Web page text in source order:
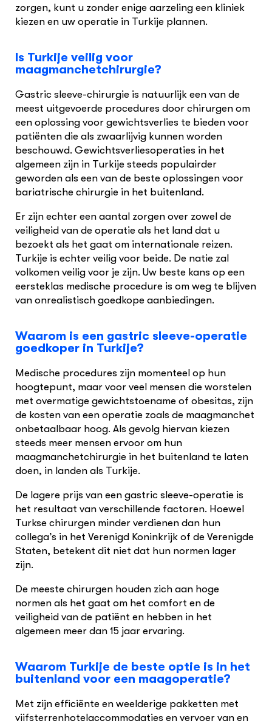
zorgen, kunt u zonder enige aarzeling een kliniek
kiezen en uw operatie in Turkije plannen.
Is Turkije veilig voor
maagmanchetchirurgie?
Gastric sleeve-chirurgie is natuurlijk een van de
meest uitgevoerde procedures door chirurgen om
een oplossing voor gewichtsverlies te bieden voor
patiënten die als zwaarlijvig kunnen worden
beschouwd. Gewichtsverliesoperaties in het
algemeen zijn in Turkije steeds populairder
geworden als een van de beste oplossingen voor
bariatrische chirurgie in het buitenland.
Er zijn echter een aantal zorgen over zowel de
veiligheid van de operatie als het land dat u
bezoekt als het gaat om internationale reizen.
Turkije is echter veilig voor beide. De natie zal
volkomen veilig voor je zijn. Uw beste kans op een
eersteklas medische procedure is om weg te blijven
van onrealistisch goedkope aanbiedingen.
Waarom is een gastric sleeve-operatie
goedkoper in Turkije?
Medische procedures zijn momenteel op hun
hoogtepunt, maar voor veel mensen die worstelen
met overmatige gewichtstoename of obesitas, zijn
de kosten van een operatie zoals de maagmanchet
onbetaalbaar hoog. Als gevolg hiervan kiezen
steeds meer mensen ervoor om hun
maagmanchetchirurgie in het buitenland te laten
doen, in landen als Turkije.
De lagere prijs van een gastric sleeve-operatie is
het resultaat van verschillende factoren. Hoewel
Turkse chirurgen minder verdienen dan hun
collega’s in het Verenigd Koninkrijk of de Verenigde
Staten, betekent dit niet dat hun normen lager
zijn.
De meeste chirurgen houden zich aan hoge
normen als het gaat om het comfort en de
veiligheid van de patiënt en hebben in het
algemeen meer dan 15 jaar ervaring.
Waarom Turkije de beste optie is in het
buitenland voor een maagoperatie?
Met zijn efficiënte en weelderige pakketten met
vijfsterrenhotelaccommodaties en vervoer van en